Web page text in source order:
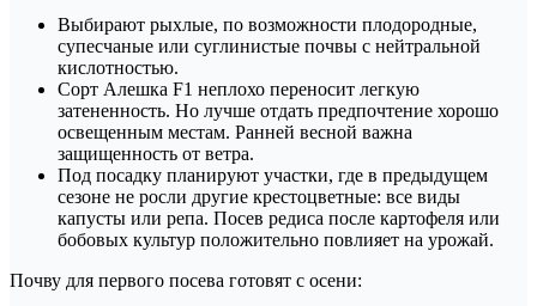
Выбирают рыхлые, по возможности плодородные,
супесчаные или суглинистые почвы с нейтральной
кислотностью.
Сорт Алешка F1 неплохо переносит легкую
затененность. Но лучше отдать предпочтение хорошо
освещенным местам. Ранней весной важна
защищенность от ветра.
Под посадку планируют участки, где в предыдущем
сезоне не росли другие крестоцветные: все виды
капусты или репа. Посев редиса после картофеля или
бобовых культур положительно повлияет на урожай.
Почву для первого посева готовят с осени: